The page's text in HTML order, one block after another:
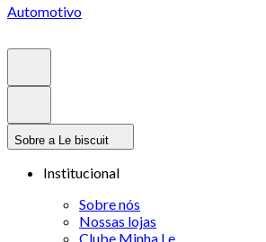
Automotivo
Sobre a Le biscuit
Institucional
Sobre nós
Nossas lojas
Clube Minha Le